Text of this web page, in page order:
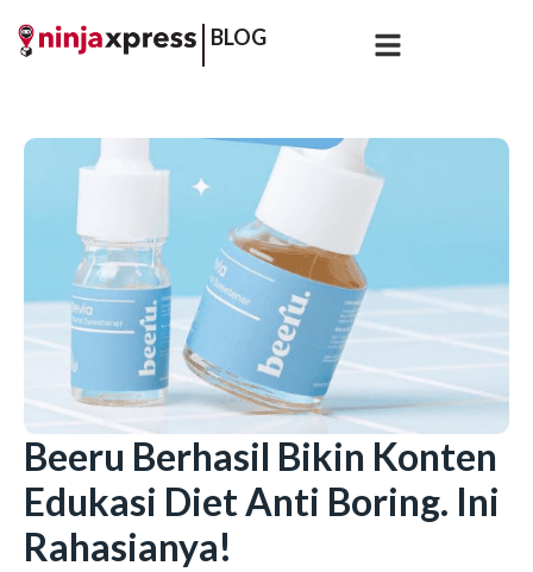
BLOG
Beeru Berhasil Bikin Konten
Edukasi Diet Anti Boring. Ini
Rahasianya!